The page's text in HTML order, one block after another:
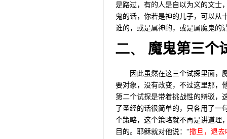
是路过，有的人是自以为义的文士
鬼的话，你若是神的儿子，可以从
谁的，或是属神的，或是属魔鬼的
二、 魔鬼第三个
因此虽然在这三个试探里面，
要对象，没有改变，不过这里那，
第二个试探是带着挑战性的辩驳，
了圣经的话很简单的，只各用了
个策略，这个策略就不再是讲道理
目的。耶稣就对他说：“撒旦，退去